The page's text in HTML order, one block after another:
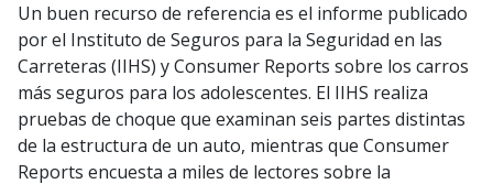
Un buen recurso de referencia es el informe publicado
por el Instituto de Seguros para la Seguridad en las
Carreteras (IIHS) y Consumer Reports sobre los carros
más seguros para los adolescentes. El IIHS realiza
pruebas de choque que examinan seis partes distintas
de la estructura de un auto, mientras que Consumer
Reports encuesta a miles de lectores sobre la